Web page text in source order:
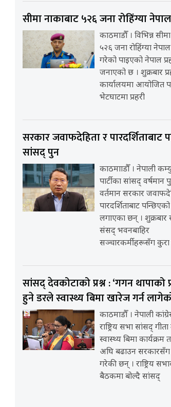
सीमा नाकाबाट ५२६ जना रोहिंग्या
काठमाडौँ । विभिन्न
५२६ जना रोहिंग्या
गरेको पाइएको नेपाल
जनाएको छ । शुक्रबार
कार्यालयमा आयोजित
भेटघाटमा प्रहरी
सरकार जवाफदेहिता र पारदर्शिताबाट
सांसद् पुन
काठमााडौँ । नेपाली
पार्टीका सांसद् वर्षमान
वर्तमान सरकार
पारदर्शिताबाट
लगाएका छन् । शुक्रबार
संसद् भवनबाहिर
सञ्चारकर्मीहरूसँग कुरा
सांसद् देवकोटाको प्रश्न : ‘गगन थापाको
हुने डरले स्वास्थ्य बिमा खारेज गर्न
काठमाडौँ । नेपाली
राष्ट्रिय सभा सांसद्
स्वास्थ्य बिमा कार्यक्रम
अघि बढाउन सरकारसँग
गरेकी छन् । राष्ट्रिय
बैठकमा बोल्दै सांसद्